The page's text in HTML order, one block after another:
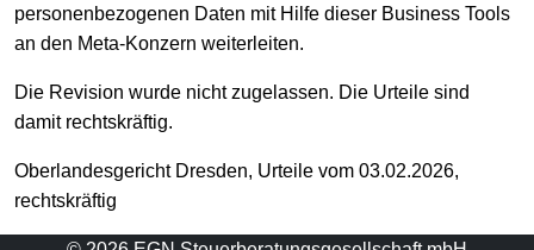
personenbezogenen Daten mit Hilfe dieser Business Tools
an den Meta-Konzern weiterleiten.
Die Revision wurde nicht zugelassen. Die Urteile sind
damit rechtskräftig.
Oberlandesgericht Dresden, Urteile vom 03.02.2026,
rechtskräftig